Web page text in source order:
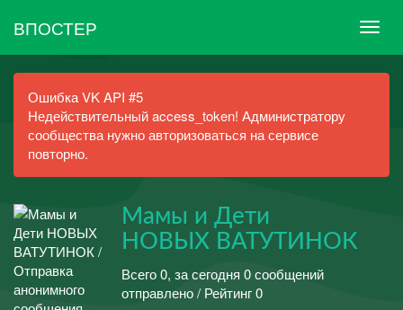
ВПОСТЕР
Ошибка VK API #5
Недействительный access_token! Администратору
сообщества нужно авторизоваться на сервисе
повторно.
Мамы и Дети
НОВЫХ ВАТУТИНОК
Всего 0, за сегодня 0 сообщений
отправлено / Рейтинг 0